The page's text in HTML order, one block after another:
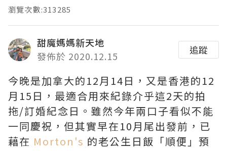
瀏覽次數:313285
甜魔媽媽新天地
發佈於 2020.12.15
追蹤
今晚是加拿大的12月14日，又是香港的12
月15日，最適合用來紀錄介乎這2天的拍
拖/訂婚紀念日。雖然今年兩口子看似不能
一同慶祝，但其實早在10月尾出發前，已
藉在 Morton's 的老公生日飯「順便」預